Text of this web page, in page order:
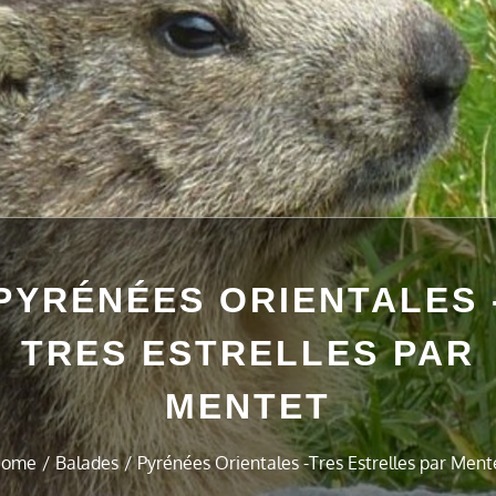
ORIENTALES
TRES ESTRELLES PAR
MENTET
Balades Pyrénées Orientales -Tres Estrelles par